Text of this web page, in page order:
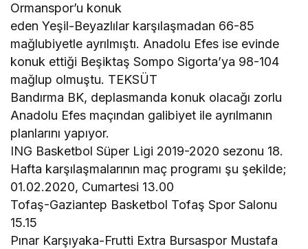
Ormanspor’u konuk
eden Yeşil-Beyazlılar karşılaşmadan 66-85
mağlubiyetle ayrılmıştı. Anadolu Efes ise evinde
konuk ettiği Beşiktaş Sompo Sigorta’ya 98-104
mağlup olmuştu. TEKSÜT
Bandırma BK, deplasmanda konuk olacağı zorlu
Anadolu Efes maçından galibiyet ile ayrılmanın
planlarını yapıyor.
ING Basketbol Süper Ligi 2019-2020 sezonu 18.
Hafta karşılaşmalarının maç programı şu şekilde;
01.02.2020, Cumartesi 13.00
Tofaş-Gaziantep Basketbol Tofaş Spor Salonu
15.15
Pınar Karşıyaka-Frutti Extra Bursaspor Mustafa